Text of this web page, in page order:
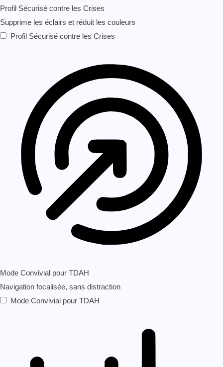
Profil Sécurisé contre les Crises
Supprime les éclairs et réduit les couleurs
Profil Sécurisé contre les Crises
Mode Convivial pour TDAH
Navigation focalisée, sans distraction
Mode Convivial pour TDAH